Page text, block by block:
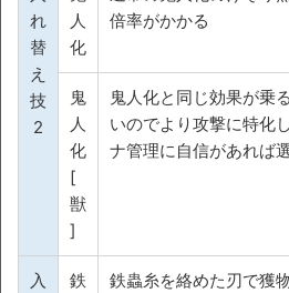
れ
替
え
技
2
人
化
倍率がかかる
鬼
人
化
[
獣
]
鬼人化と同じ効果が乗
いのでより攻撃に特化
ナ管理に自信があれば
入
鉄
鉄蟲糸を絡めた刃で獲